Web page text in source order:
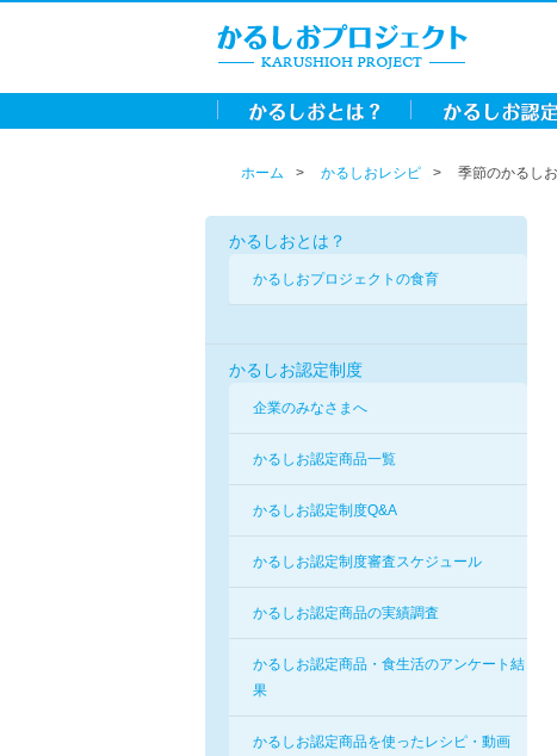
ホーム かるしおレシピ 季節のかるし
かるしおとは？
かるしおプロジェクトの食育
かるしお認定制度
企業のみなさまへ
かるしお認定商品一覧
かるしお認定制度Q&A
かるしお認定制度審査スケジュール
かるしお認定商品の実績調査
かるしお認定商品・食生活のアンケート結
果
かるしお認定商品を使ったレシピ・動画